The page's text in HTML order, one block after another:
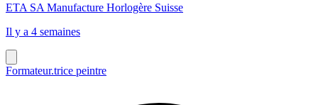
ETA SA Manufacture Horlogère Suisse
Il y a 4 semaines
Formateur.trice peintre